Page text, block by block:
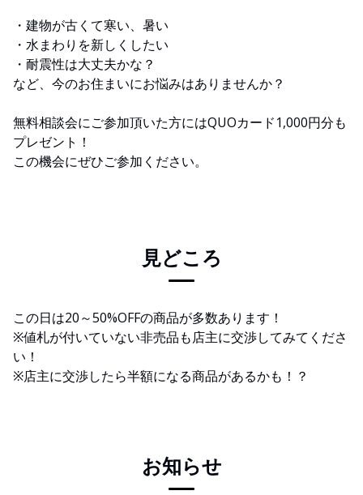
・建物が古くて寒い、暑い
・水まわりを新しくしたい
・耐震性は大丈夫かな？
など、今のお住まいにお悩みはありませんか？
無料相談会にご参加頂いた方にはQUOカード1,000円分も
プレゼント！
この機会にぜひご参加ください。
見どころ
この日は20～50%OFFの商品が多数あります！
※値札が付いていない非売品も店主に交渉してみてくださ
い！
※店主に交渉したら半額になる商品があるかも！？
お知らせ